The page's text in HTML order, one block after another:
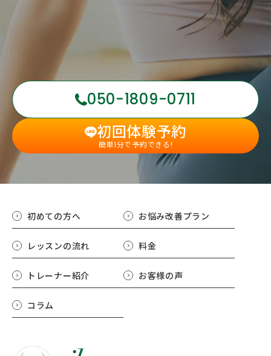
050-1809-0711
初回体験予約
簡単1分で予約できる!
初めての方へ お悩み改善プラン
レッスンの流れ 料金
トレーナー紹介 お客様の声
コラム